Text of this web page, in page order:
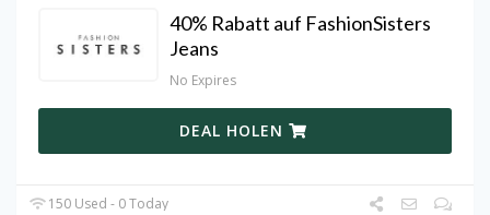
40% Rabatt auf FashionSisters
Jeans
No Expires
DEAL HOLEN
150 Used - 0 Today